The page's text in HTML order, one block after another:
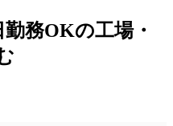
務OKの工場・